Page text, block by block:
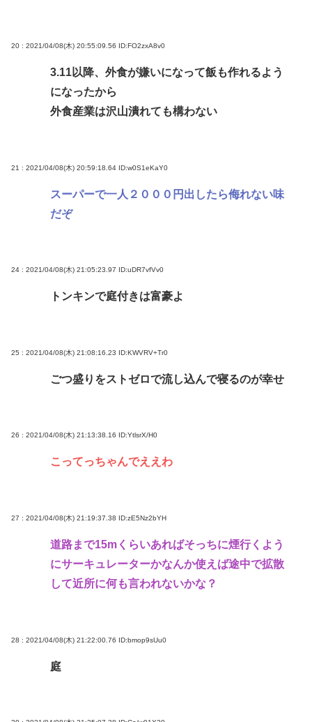
20 : 2021/04/08(木) 20:55:09.56 ID:FO2zxA8v0
3.11以降、外食が嫌いになって飯も作れるよう
になったから
外食産業は沢山潰れても構わない
21 : 2021/04/08(木) 20:59:18.64 ID:w0S1eKaY0
スーパーで一人２０００円出したら侮れない味
だぞ
24 : 2021/04/08(木) 21:05:23.97 ID:uDR7vfVv0
トンキンで庭付きは富豪よ
25 : 2021/04/08(木) 21:08:16.23 ID:KWVRV+Tr0
ごつ盛りをストゼロで流し込んで寝るのが幸せ
26 : 2021/04/08(木) 21:13:38.16 ID:YtlsrX/H0
こってっちゃんでええわ
27 : 2021/04/08(木) 21:19:37.38 ID:zE5Nz2bYH
道路まで15mくらいあればそっちに煙行くよう
にサーキュレーターかなんか使えば途中で拡散
して近所に何も言われないかな？
28 : 2021/04/08(木) 21:22:00.76 ID:bmop9sUu0
庭